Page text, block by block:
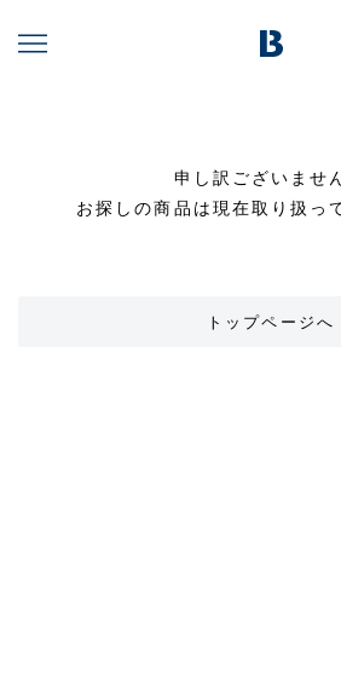
申し訳ございませ
お探しの商品は現在取り扱っ
トップページへ